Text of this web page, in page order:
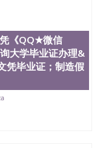
点做电子图；
子图确认好转成
视频确认再付余
外DHL）。 三、
学历学位认证，
国人员证明
查。 3、留信网
受用。 四、办理
商学院、交流学
《QQ★微信
大学毕业证办理&
凭毕业证；制造假